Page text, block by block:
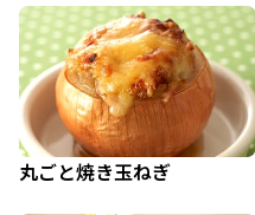
丸ごと焼き玉ねぎ